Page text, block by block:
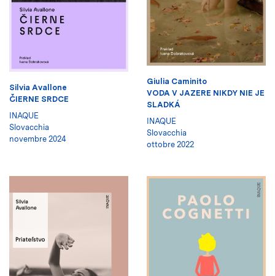
Silvia Avallone
ČIERNE SRDCE
INAQUE
Slovacchia
novembre 2024
Giulia Caminito
VODA V JAZERE NIKDY NIE JE
SLADKÁ
INAQUE
Slovacchia
ottobre 2022